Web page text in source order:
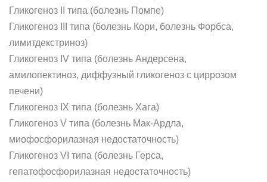
Гликогеноз II типа (болезнь Помпе)
Гликогеноз III типа (болезнь Кори, болезнь Форбса,
лимитдекстриноз)
Гликогеноз IV типа (болезнь Андерсена,
амилопектиноз, диффузный гликогеноз с циррозом
печени)
Гликогеноз IX типа (болезнь Хага)
Гликогеноз V типа (болезнь Мак-Ардла,
миофосфорилазная недостаточность)
Гликогеноз VI типа (болезнь Герса,
гепатофосфорилазная недостаточность)